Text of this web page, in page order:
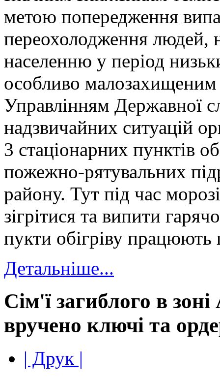
метою попередження
переохолодження людей,
населенню у період
особливо малозахищеним
Управлінням Державної
надзвичайних ситуацій
3 стаціонарних пунктів
пожежно-рятувальних
району. Тут під час
зігрітися та випити
пукти обігріву працюють
Детальніше...
Сім'ї загиблого в
вручено ключі та
| Друк |